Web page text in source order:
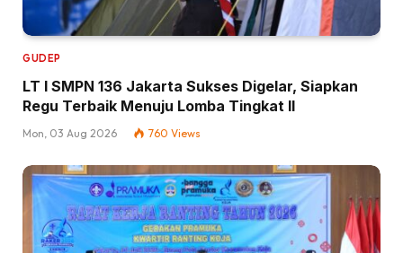
GUDEP
LT I SMPN 136 Jakarta Sukses Digelar, Siapkan
Regu Terbaik Menuju Lomba Tingkat II
Mon, 03 Aug 2026 760 Views